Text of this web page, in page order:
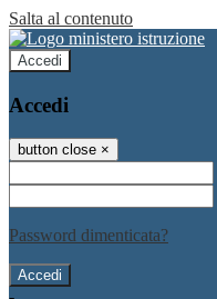
Salta al contenuto
Accedi
Accedi
button close ×
Password dimenticata?